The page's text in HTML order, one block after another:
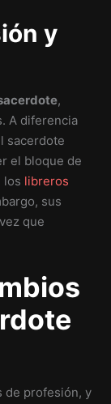
y
,
A diferencia
sacerdote
el bloque de
los libreros
sus
que
de profesión, y